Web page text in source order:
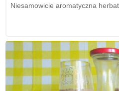
Niesamowicie aromatyczna